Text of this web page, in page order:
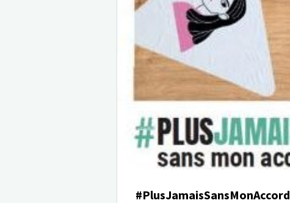
#PlusJamaisSansMonAccord